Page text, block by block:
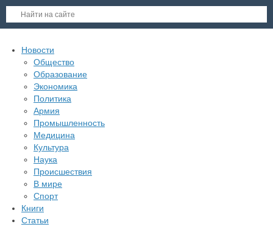
Новости
Общество
Образование
Экономика
Политика
Армия
Промышленность
Медицина
Культура
Наука
Происшествия
В мире
Спорт
Книги
Статьи